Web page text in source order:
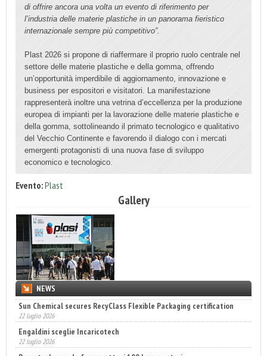
di offrire ancora una volta un evento di riferimento per
l’industria delle materie plastiche in un panorama fieristico
internazionale sempre più competitivo”.
Plast 2026 si propone di riaffermare il proprio ruolo centrale nel
settore delle materie plastiche e della gomma, offrendo
un’opportunità imperdibile di aggiornamento, innovazione e
business per espositori e visitatori. La manifestazione
rappresenterà inoltre una vetrina d’eccellenza per la produzione
europea di impianti per la lavorazione delle materie plastiche e
della gomma, sottolineando il primato tecnologico e qualitativo
del Vecchio Continente e favorendo il dialogo con i mercati
emergenti protagonisti di una nuova fase di sviluppo
economico e tecnologico.
Evento:Plast
Gallery
NEWS
Sun Chemical secures RecyClass Flexible Packaging certification
22 luglio 2026
Engaldini sceglie Incaricotech
22 luglio 2026